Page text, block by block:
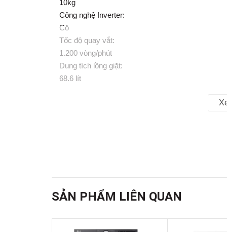
10kg
Công nghệ Inverter:
Có
Tốc độ quay vắt:
1.200 vòng/phút
Dung tích lồng giặt:
68.6 lít
Công nghệ giặt:
SẢN PHẨM LIÊN QUAN